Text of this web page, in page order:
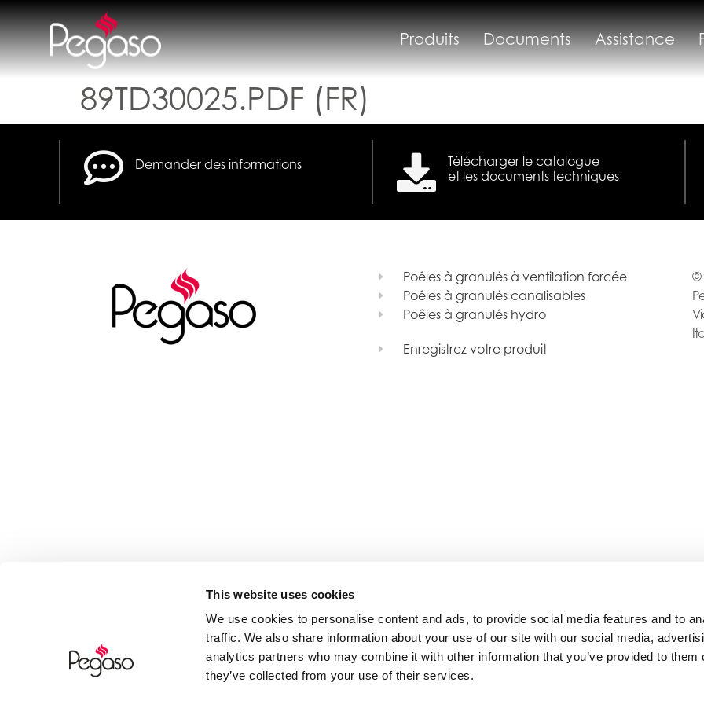
This website uses cookies
We use cookies to personalise content and ads, to provide social media features and to
traffic. We also share information about your use of our site with our social media,
analytics partners who may combine it with other information that you’ve provided to them
they’ve collected from your use of their services.
Produits Documents Assistance
89TD30025.PDF (FR)
Demander des informations
Télécharger le catalogue
et les documents techniques
Poêles à granulés à ventilation forcée
Poêles à granulés canalisables
Poêles à granulés hydro
Enregistrez votre produit
©